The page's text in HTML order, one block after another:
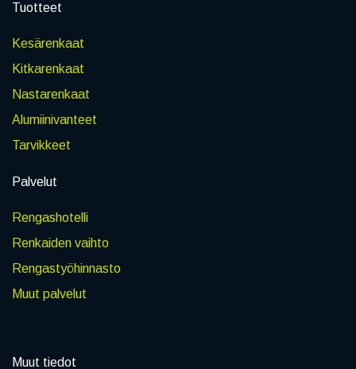
Tuotteet
Kesärenkaat
Kitkarenkaat
Nastarenkaat
Alumiinivanteet
Tarvikkeet
Palvelut
Rengashotelli
Renkaiden vaihto
Rengastyöhinnasto
Muut palvelut
Muut tiedot